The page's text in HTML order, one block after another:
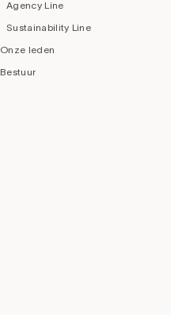
Agency Line
Sustainability Line
Onze leden
Bestuur